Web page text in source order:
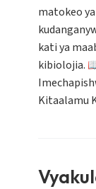
matokeo
kati ya
kibiolojia.
Kitaalamu